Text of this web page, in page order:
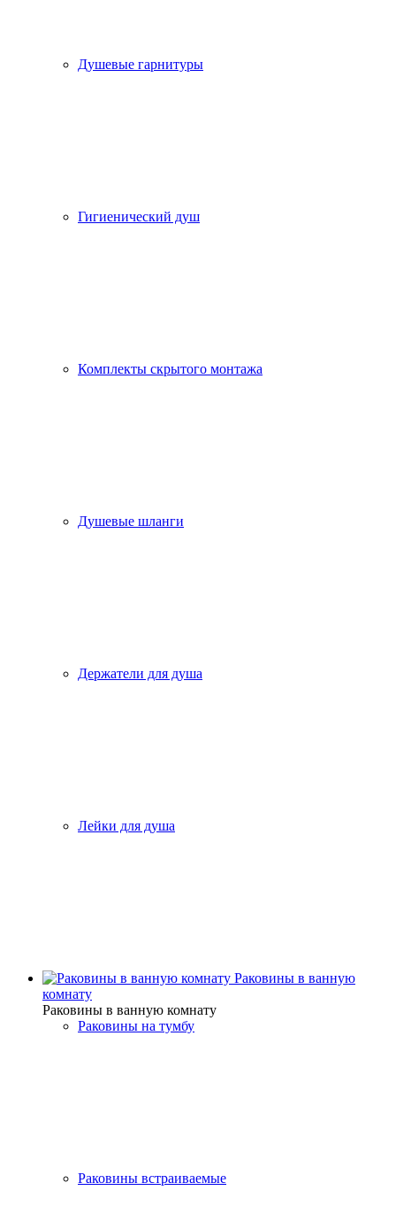
Душевые гарнитуры
Гигиенический душ
Комплекты скрытого монтажа
Душевые шланги
Держатели для душа
Лейки для душа
Раковины в ванную
комнату
Раковины в ванную комнату
Раковины на тумбу
Раковины встраиваемые